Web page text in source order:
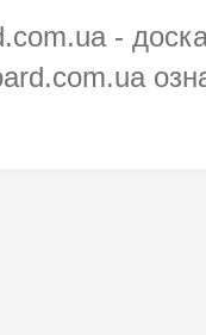
-